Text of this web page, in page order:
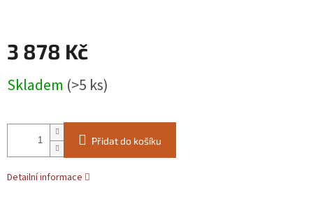
3 878 Kč
cena:
Skladem (>5 ks)
Přidat do košíku
Detailní informace